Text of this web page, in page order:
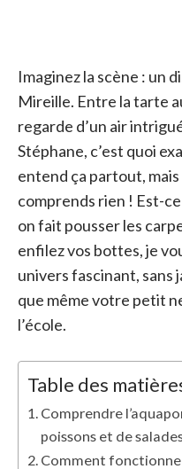
Imaginez la scène : un
Mireille. Entre la tarte
regarde d’un air
Stéphane, c’est quoi
entend ça partout,
comprends rien ! Est-
on fait pousser les
enfilez vos bottes, je
univers fascinant, sans
que même votre petit
l’école.
Table des
Comprendre
poissons et de
Comment fonctionne